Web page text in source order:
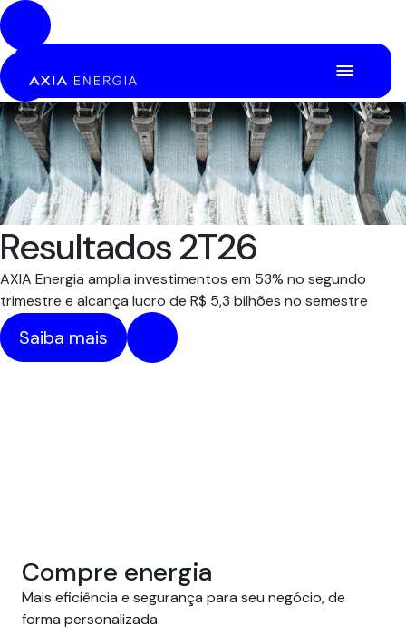
Pular para o Conteúdo principal
Resultados 2T26
AXIA Energia amplia investimentos em 53% no segundo
trimestre e alcança lucro de R$ 5,3 bilhões no semestre
Saiba mais
Compre energia
Mais eficiência e segurança para seu negócio, de
forma personalizada.